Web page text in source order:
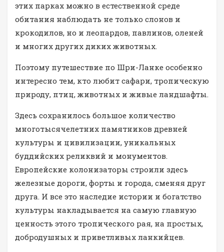
этих парках можно в естественной среде
обитания наблюдать не только слонов и
крокодилов, но и леопардов, павлинов, оленей
и многих других диких животных.
Поэтому путешествие по Шри-Ланке особенно
интересно тем, кто любит сафари, тропическую
природу, птиц, животных и живые ландшафты.
Здесь сохранилось большое количество
многотысячелетних памятников древней
культуры и цивилизации, уникальных
буддийских реликвий и монументов.
Европейские колонизаторы строили здесь
железные дороги, форты и города, сменяя друг
друга. И все это наследие истории и богатство
культуры накладывается на самую главную
ценность этого тропического рая, на простых,
добродушных и приветливых ланкийцев.